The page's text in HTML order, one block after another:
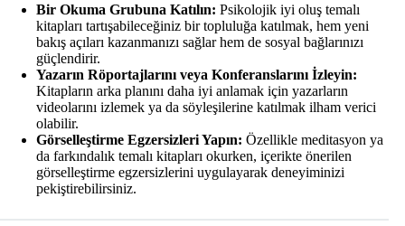
Bir Okuma Grubuna Katılın: Psikolojik iyi oluş temalı
kitapları tartışabileceğiniz bir topluluğa katılmak, hem yeni
bakış açıları kazanmanızı sağlar hem de sosyal bağlarınızı
güçlendirir.
Yazarın Röportajlarını veya Konferanslarını İzleyin:
Kitapların arka planını daha iyi anlamak için yazarların
videolarını izlemek ya da söyleşilerine katılmak ilham verici
olabilir.
Görselleştirme Egzersizleri Yapın: Özellikle meditasyon ya
da farkındalık temalı kitapları okurken, içerikte önerilen
görselleştirme egzersizlerini uygulayarak deneyiminizi
pekiştirebilirsiniz.